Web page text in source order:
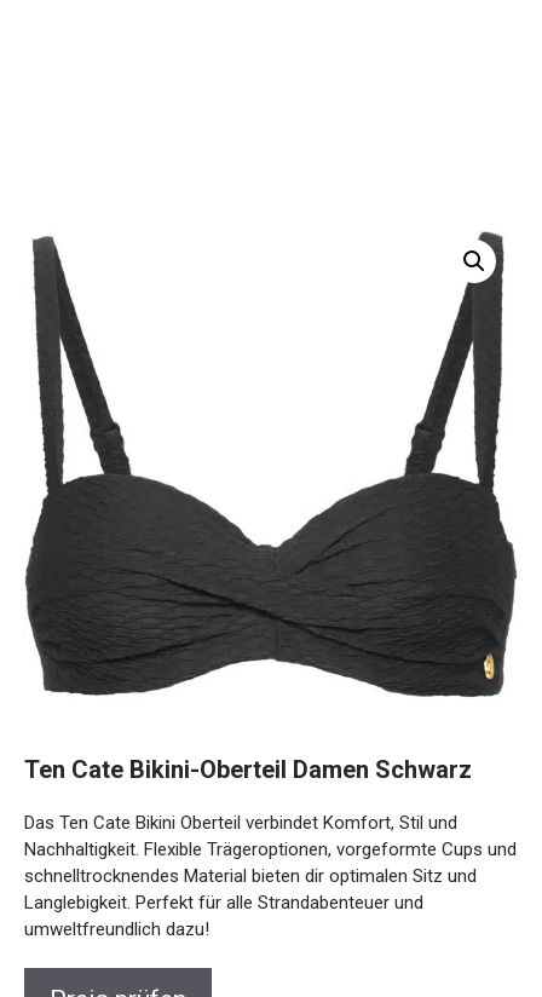
Nachhaltigkeit. Flexible Trägeroptionen, vorgeformte Cups
und schnelltrocknendes Material bieten dir optimalen Sitz
und Langlebigkeit. Perfekt für alle Strandabenteuer und
umweltfreundlich dazu!